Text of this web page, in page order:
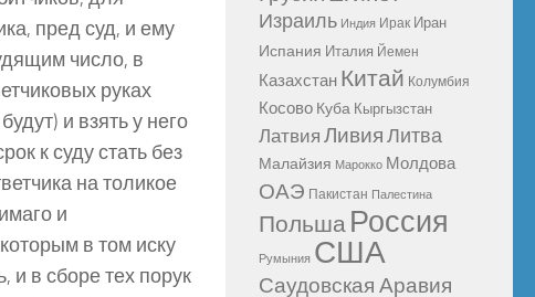
пред суд, и ему
число, в
руках
и взять у него
к суду стать без
на толикое
и
в том иску
и в сборе тех порук
Израиль Индия Ирак Иран
Испания Италия Йемен
Казахстан Китай Колумбия
Косово Куба Кыргызстан
Латвия ЛивияЛитва
Малайзия Марокко Молдова
ОАЭ Пакистан Палестина
Польша Россия
Румыния США
Саудовская Аравия